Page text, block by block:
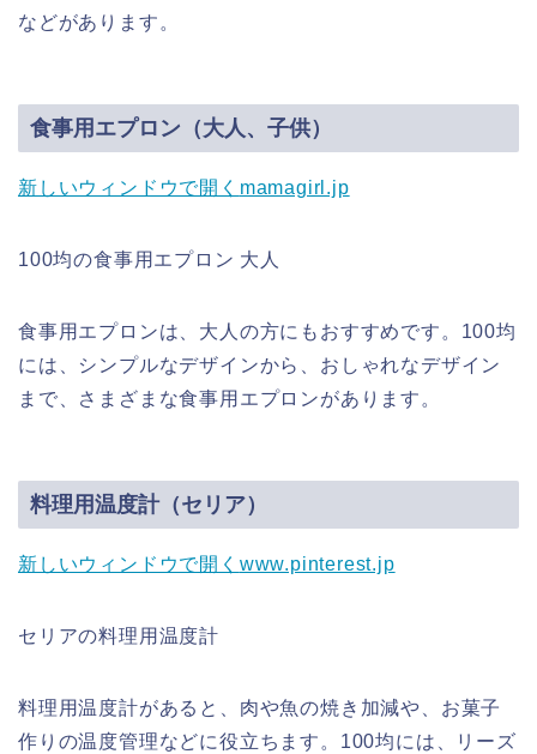
などがあります。
食事用エプロン（大人、子供）
新しいウィンドウで開く mamagirl.jp
100均の食事用エプロン 大人
食事用エプロンは、大人の方にもおすすめです。100均
には、シンプルなデザインから、おしゃれなデザイン
まで、さまざまな食事用エプロンがあります。
料理用温度計（セリア）
新しいウィンドウで開く www.pinterest.jp
セリアの料理用温度計
料理用温度計があると、肉や魚の焼き加減や、お菓子
作りの温度管理などに役立ちます。100均には、リーズ